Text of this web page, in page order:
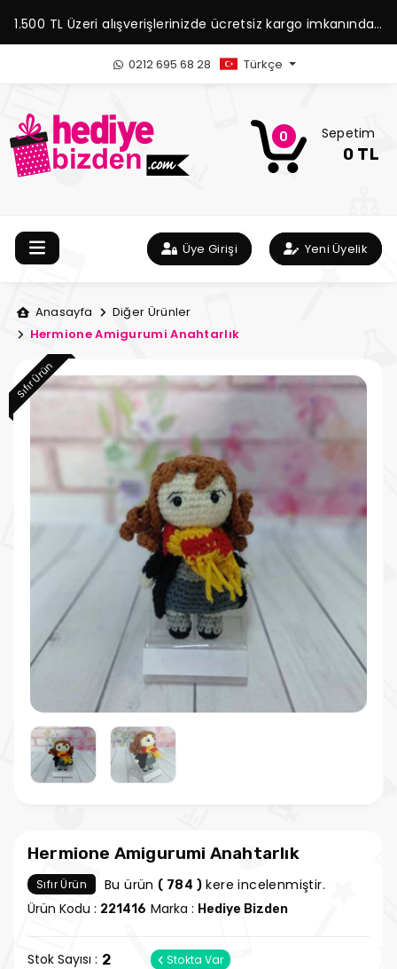
1.500 TL Üzeri alışverişlerinizde ücretsiz kargo imkanından
yararlanabilirsiniz.
0212 695 68 28 Türkçe
0 Sepetim
0 TL
Üye Girişi Yeni Üyelik
Anasayfa
Diğer Ürünler
Hermione Amigurumi Anahtarlık
Sıfır Ürün
Hermione Amigurumi Anahtarlık
Sıfır Ürün Bu ürün ( 784 ) kere incelenmiştir.
Ürün Kodu : 221416 Marka : Hediye Bizden
Stok Sayısı : 2 Stokta Var